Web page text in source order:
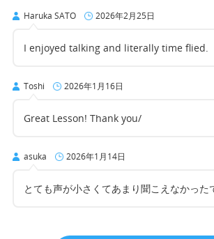
Haruka SATO 2026年2月25日
I enjoyed talking and literally time flied.
Toshi 2026年1月16日
Great Lesson! Thank you/
asuka 2026年1月14日
とても声が小さくてあまり聞こえなかった